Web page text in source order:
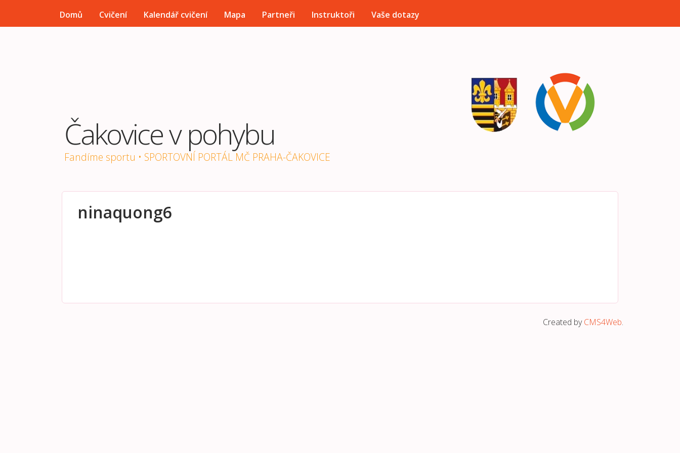
HLAVNÍ MENU
Domů Cvičení Kalendář cvičení Mapa Partneři Instruktoři Vaše dotazy
Čakovice v pohybu
Fandíme sportu • SPORTOVNÍ PORTÁL MČ PRAHA-ČAKOVICE
ninaquong6
Created byCMS4Web.